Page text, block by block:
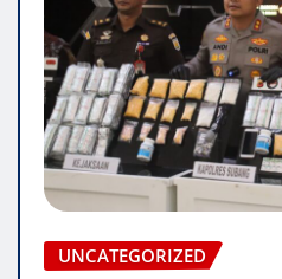
UNCATEGORIZED